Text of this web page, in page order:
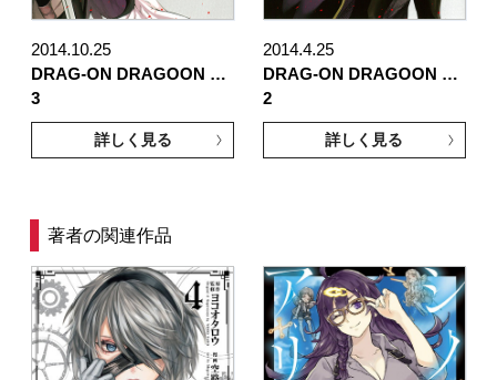
2014.10.25
DRAG-ON DRAGOON …
3
詳しく見る
2014.4.25
DRAG-ON DRAGOON …
2
詳しく見る
著者の関連作品